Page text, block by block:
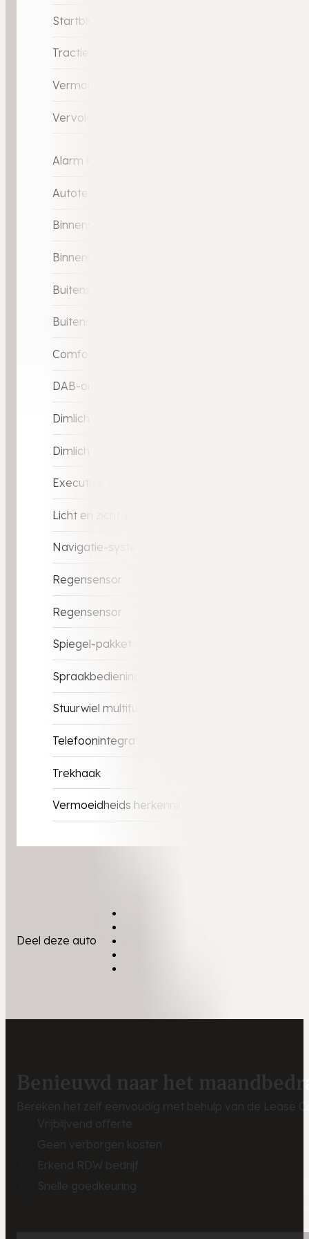
Startblokkering
Tractie Controle Systeem (TCS)
Vermoeidheids herkenning
Vervolgbotsing preventie
Alarm klasse 3
Autotelefoonvoorbereiding met Bluetooth
Binnenspiegel automatisch dimmend
Binnenspiegel automatisch dimmend
Buitenspiegels elektrisch inklapbaar
Buitenspiegels met verlichting
Comfort-pakket
DAB-ontvanger
Dimlichten automatisch
Dimlichten automatisch
Executive Plus-pakket
Licht en zicht-pakket
Navigatie-systeem full map + hard disk
Regensensor
Regensensor
Spiegel-pakket
Spraakbediening
Stuurwiel multifunctioneel
Telefoonintegratie premium
Trekhaak
Vermoeidheids herkenning
Deel deze auto
Benieuwd naar het
Bereken het zelf eenvoudig met behulp van de Lease
Vrijblijvend offerte
Geen verborgen kosten
Erkend RDW bedrijf
Snelle goedkeuring